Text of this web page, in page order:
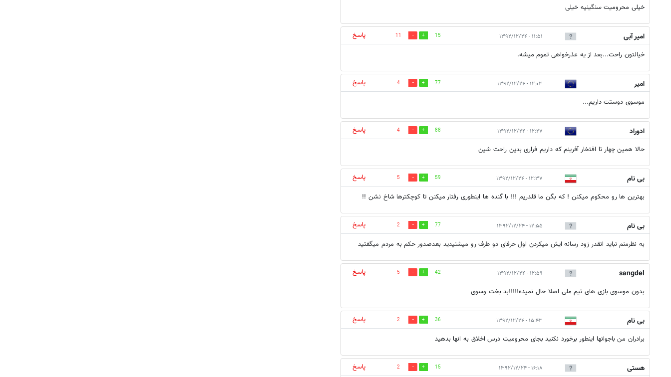
خیلی محرومیت سنگینیه خیلی
امیر آبی ۱۱:۵۱ - ۱۳۹۲/۱۲/۲۴ 15
11
پاسخ
خیالتون راحت...بعد از یه عذرخواهی تموم میشه.
امیر ۱۲:۰۳ - ۱۳۹۲/۱۲/۲۴ 77
4
پاسخ
موسوی دوستت داریم...
ادوراد ۱۲:۲۷ - ۱۳۹۲/۱۲/۲۴ 88
4
پاسخ
حالا همین چهار تا افتخار آفرینم که داریم فراری بدین راحت شین
بی نام ۱۲:۳۷ - ۱۳۹۲/۱۲/۲۴ 59
5
پاسخ
بهترین ها رو محکوم میکنن ! که بگن ما قلدریم !!! با گنده ها اینطوری رفتار میکنن تا کوچکترها شاخ نشن !!
بی نام ۱۲:۵۵ - ۱۳۹۲/۱۲/۲۴ 77
2
پاسخ
به نظرمنم نباید انقدر زود رسانه ایش میکردن اول حرفای دو طرف رو میشنیدید بعدصدور حکم به مردم میگفتید
sangdel ۱۲:۵۹ - ۱۳۹۲/۱۲/۲۴ 42
5
پاسخ
بدون موسوی بازی های تیم ملی اصلا حال نمیده!!!!!بد بخت وسوی
بی نام ۱۵:۴۳ - ۱۳۹۲/۱۲/۲۴ 36
2
پاسخ
برادران من باجوانها اینطور برخورد نکنید بجای محرومیت درس اخلاق به انها بدهید
هستی ۱۶:۱۸ - ۱۳۹۲/۱۲/۲۴ 15
2 پاسخ